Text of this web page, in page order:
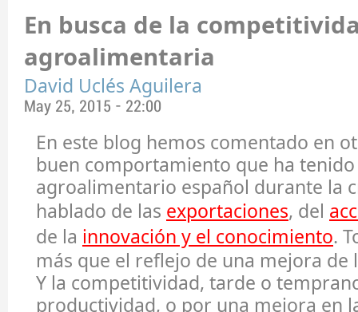
En busca de la
agroalimentaria
David Uclés Aguilera
May 25, 2015 - 22:00
En este blog hemos comentado en
buen comportamiento que ha
agroalimentario español durante la
hablado de las exportaciones, del
de la innovación y el conocimiento.
más que el reflejo de una mejora
Y la competitividad, tarde o
productividad, o por una mejora en